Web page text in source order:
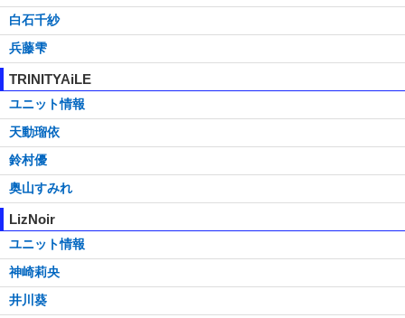
白石千紗
兵藤雫
TRINITYAiLE
ユニット情報
天動瑠依
鈴村優
奥山すみれ
LizNoir
ユニット情報
神崎莉央
井川葵